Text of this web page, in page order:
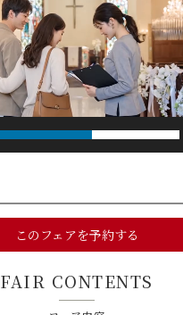
このフェアを予約する
FAIR CONTENTS